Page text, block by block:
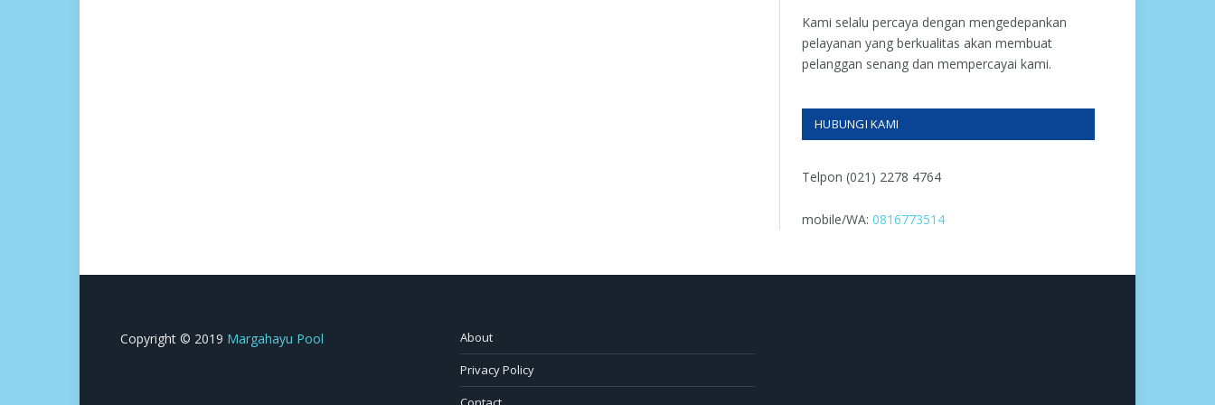
Kami selalu percaya dengan mengedepankan
pelayanan yang berkualitas akan membuat
pelanggan senang dan mempercayai kami.
HUBUNGI KAMI
Telpon (021) 2278 4764
mobile/WA: 0816773514
Copyright © 2019 Margahayu Pool
About
Privacy Policy